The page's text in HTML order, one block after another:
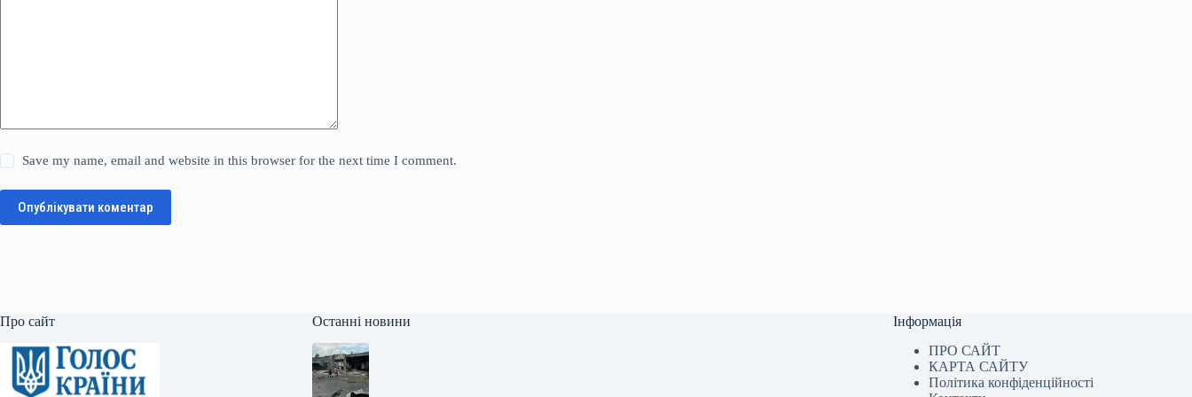
Save my name, email and website in this browser for the next time I comment.
Опублікувати коментар
Про сайт Останні новини
Інформація
ПРО САЙТ
КАРТА САЙТУ
Політика конфіденційності